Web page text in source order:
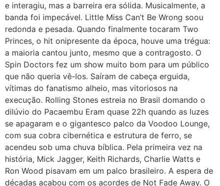
e interagiu, mas a barreira era sólida. Musicalmente, a
banda foi impecável. Little Miss Can’t Be Wrong soou
redonda e pesada. Quando finalmente tocaram Two
Princes, o hit onipresente da época, houve uma trégua:
a maioria cantou junto, mesmo que a contragosto. O
Spin Doctors fez um show muito bom para um público
que não queria vê-los. Saíram de cabeça erguida,
vítimas do fanatismo alheio, mas vitoriosos na
execução. Rolling Stones estreia no Brasil domando o
dilúvio do Pacaembu Eram quase 22h quando as luzes
se apagaram e o gigantesco palco da Voodoo Lounge,
com sua cobra cibernética e estrutura de ferro, se
acendeu sob uma chuva bíblica. Pela primeira vez na
história, Mick Jagger, Keith Richards, Charlie Watts e
Ron Wood pisavam em um palco brasileiro. A espera de
décadas acabou com os acordes de Not Fade Away. O